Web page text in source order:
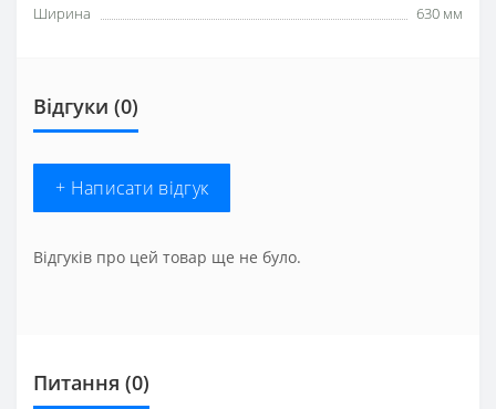
Ширина
630 мм
Відгуки (0)
+ Написати відгук
Відгуків про цей товар ще не було.
Питання (0)